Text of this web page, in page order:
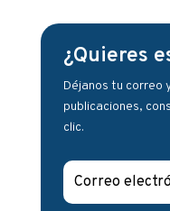
¿Quieres
Déjanos tu correo
publicaciones,
clic.